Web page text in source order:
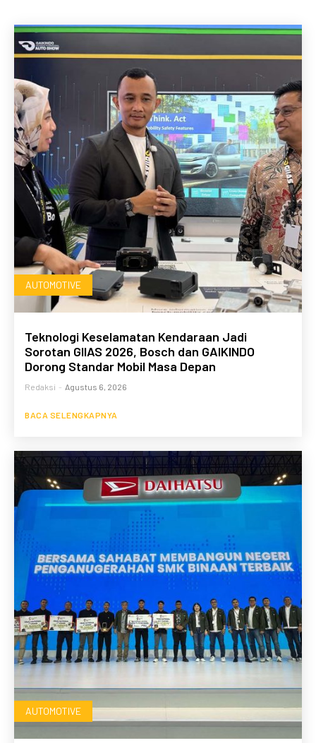
AUTOMOTIVE
Teknologi Keselamatan Kendaraan Jadi
Sorotan GIIAS 2026, Bosch dan GAIKINDO
Dorong Standar Mobil Masa Depan
Redaksi - Agustus 6, 2026
BACA SELENGKAPNYA
AUTOMOTIVE